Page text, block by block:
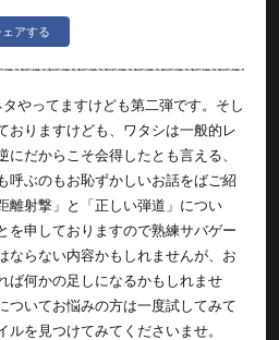
ェアする
やってますけども第二弾です。そし
おりますけども、ワタシは一般的レ
だからこそ会得したとも言える、
呼ぶのもお恥ずかしいお話をばご紹
離射撃」と「正しい弾道」につい
を申しておりますので熟練サバゲー
ならない内容かもしれませんが、お
ば何かの足しになるかもしれませ
ついてお悩みの方は一度試してみて
を見つけてみてくださいませ。